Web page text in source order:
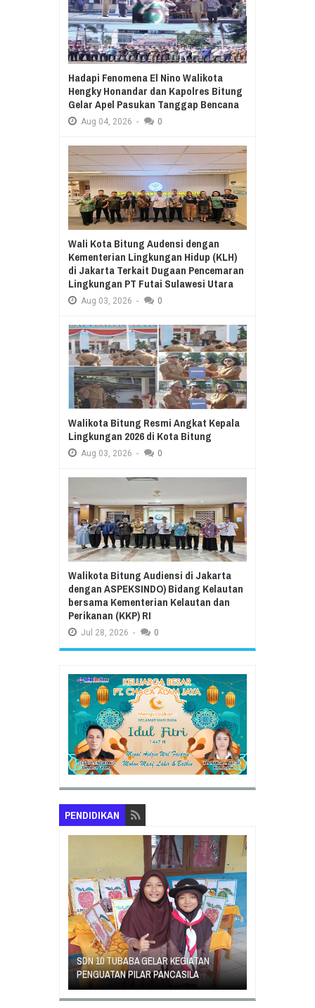
Hadapi Fenomena El Nino Walikota
Hengky Honandar dan Kapolres Bitung
Gelar Apel Pasukan Tanggap Bencana
Aug 04, 2026 - 0
Wali Kota Bitung Audensi dengan
Kementerian Lingkungan Hidup (KLH)
di Jakarta Terkait Dugaan Pencemaran
Lingkungan PT Futai Sulawesi Utara
Aug 03, 2026 - 0
Walikota Bitung Resmi Angkat Kepala
Lingkungan 2026 di Kota Bitung
Aug 03, 2026 - 0
Walikota Bitung Audiensi di Jakarta
dengan ASPEKSINDO) Bidang Kelautan
bersama Kementerian Kelautan dan
Perikanan (KKP) RI
Jul 28, 2026 - 0
PENDIDIKAN
GEJOLAK PIHAK SEKOLAH SD INPRES
KLABAT DENGAN ORANG TUA MURID
BERAKHIR DAMAI